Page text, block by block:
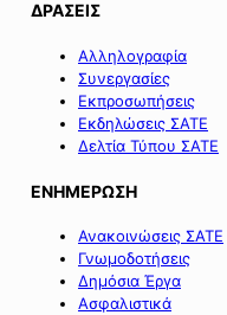
ΔΡΑΣΕΙΣ
Αλληλογραφία
Συνεργασίες
Εκπροσωπήσεις
Εκδηλώσεις ΣΑΤΕ
Δελτία Τύπου ΣΑΤΕ
ΕΝΗΜΕΡΩΣΗ
Ανακοινώσεις ΣΑΤΕ
Γνωμοδοτήσεις
Δημόσια Έργα
Ασφαλιστικά